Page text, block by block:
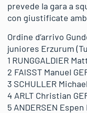
prevede la gara a
con giustificate
Ordine d’arrivo
juniores Erzurum
1 RUNGGALDIER
2 FAISST Manuel
3 SCHULLER
4 ARLT Christian
5 ANDERSEN Espen